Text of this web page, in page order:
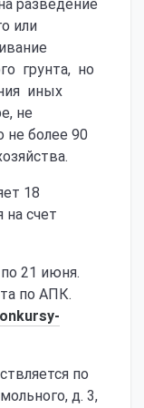
разведение
или
грунта, но
иных
не
более 90
18
на счет
21 июня.
по АПК.
по
д. 3,